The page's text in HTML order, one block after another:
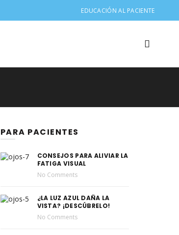
EDUCACIÓN AL PACIENTE
PARA PACIENTES
CONSEJOS PARA ALIVIAR LA
FATIGA VISUAL
No Comments
¿LA LUZ AZUL DAÑA LA
VISTA? ¡DESCÚBRELO!
No Comments